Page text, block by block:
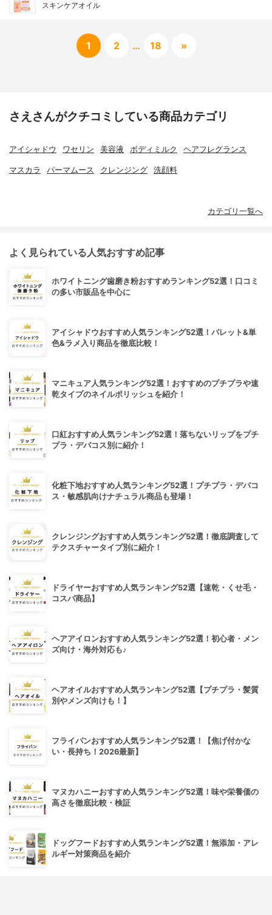
スキンケアオイル
1 2 … 18 »
さえさんがクチコミしている商品カテゴリ
アイシャドウ ワセリン 美容液 ボディミルク ヘアフレグランス
マスカラ パーマムース クレンジング 洗顔料
カテゴリ一覧へ
よく見られている人気おすすめ記事
ホワイトニング歯磨き粉おすすめランキング52選！口コミ
の多い市販品を中心に
アイシャドウおすすめ人気ランキング52選！パレット&単
色&ラメ入り商品を徹底比較！
マニキュア人気ランキング52選！おすすめのプチプラや速
乾タイプのネイルポリッシュを紹介！
口紅おすすめ人気ランキング52選！落ちないリップをプチ
プラ・デパコス別に紹介！
化粧下地おすすめ人気ランキング52選！プチプラ・デパコ
ス・敏感肌向けナチュラル商品も登場！
クレンジングおすすめ人気ランキング52選！徹底調査して
テクスチャータイプ別に紹介！
ドライヤーおすすめ人気ランキング52選【速乾・くせ毛・
コスパ商品】
ヘアアイロンおすすめ人気ランキング52選！初心者・メン
ズ向け・海外対応も♪
ヘアオイルおすすめ人気ランキング52選【プチプラ・髪質
別やメンズ向けも！】
フライパンおすすめ人気ランキング52選！【焦げ付かな
い・長持ち！2026最新】
マヌカハニーおすすめ人気ランキング52選！味や栄養価の
高さを徹底比較・検証
ドッグフードおすすめ人気ランキング52選！無添加・アレ
ルギー対策商品を紹介